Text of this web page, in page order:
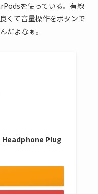
を使っている。有線
くて音量操作をボタンで
だよなぁ。
Plug